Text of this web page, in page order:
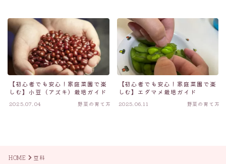
トラブル対応
植付け時期カレンダー
【初心者でも安心！家庭菜園で楽
しむ】小豆（アズキ）栽培ガイド
2025.07.04 野菜の育て方
【初心者でも安心！家庭菜園で楽
しむ】エダマメ栽培ガイド
2025.06.11 野菜の育て方
HOME 豆科